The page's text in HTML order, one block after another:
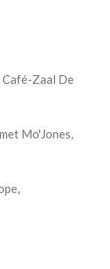
Café-Zaal De
Mo'Jones,